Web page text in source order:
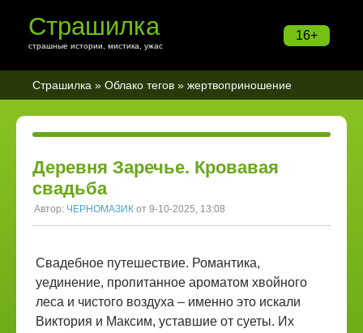
16+
Страшилка
страшные истории, мистика, ужас
Страшилка » Облако тегов » жертвоприношение
Деревня Заречье. Кровавая
свадьба
Автор: ЧЕРНОМАЗИК от 9-10-2025, 13:08
Свадебное путешествие. Романтика,
уединение, пропитанное ароматом хвойного
леса и чистого воздуха – именно это искали
Виктория и Максим, уставшие от суеты. Их